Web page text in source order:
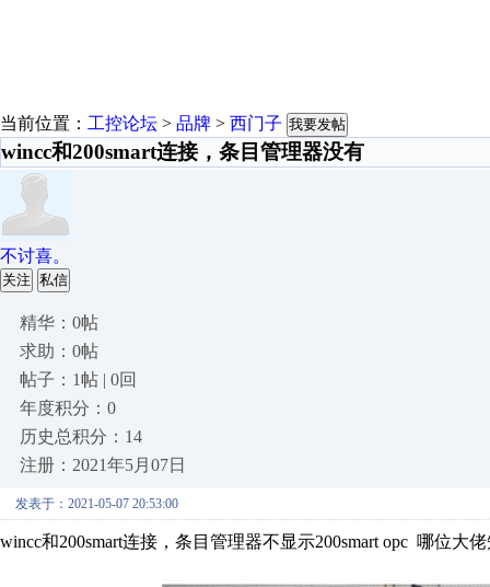
当前位置： 工控论坛 > 品牌 > 西门子 我要发帖
wincc和200smart连接，条目管理器没有
不讨喜。
关注 私信
精华：0帖
求助：0帖
帖子：1帖 | 0回
年度积分：0
历史总积分：14
注册：2021年5月07日
发表于：2021-05-07 20:53:00
wincc和200smart连接，条目管理器不显示200smart opc 哪位大